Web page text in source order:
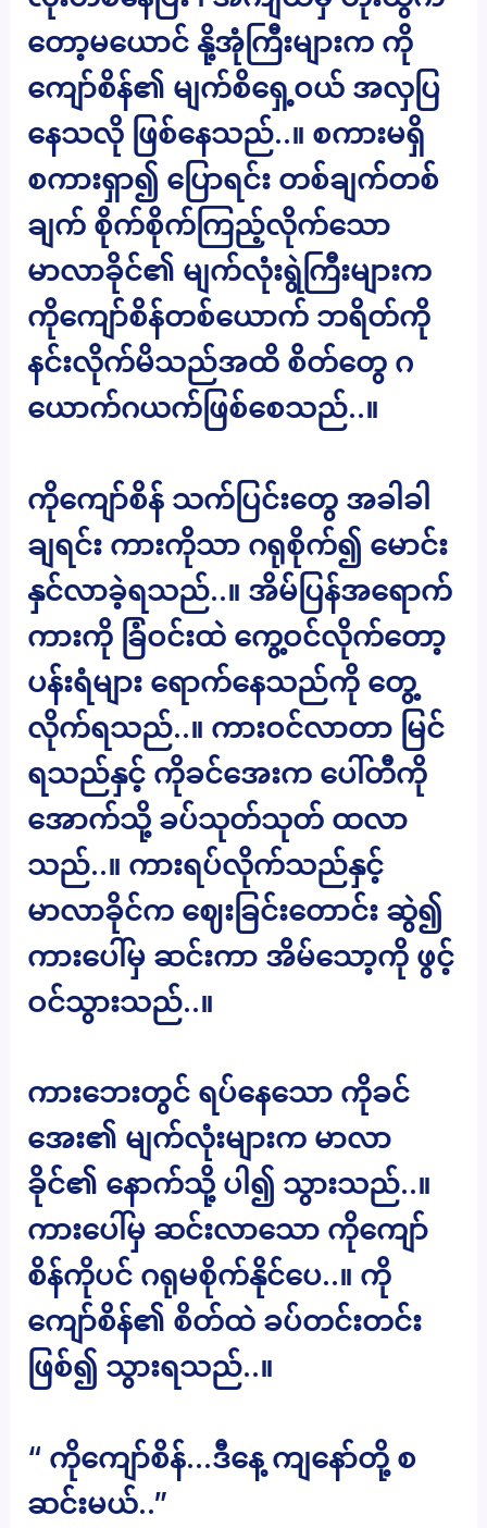
တော့မယောင် နို့အုံကြီးများက ကို
ကျော်စိန်၏ မျက်စိရှေ့ဝယ် အလှပြ
နေသလို ဖြစ်နေသည်..။ စကားမရှိ
စကားရှာ၍ ပြောရင်း တစ်ချက်တစ်
ချက် စိုက်စိုက်ကြည့်လိုက်သော
မာလာခိုင်၏ မျက်လုံးရွဲကြီးများက
ကိုကျော်စိန်တစ်ယောက် ဘရိတ်ကို
နင်းလိုက်မိသည်အထိ စိတ်တွေ ဂ
ယောက်ဂယက်ဖြစ်စေသည်..။
ကိုကျော်စိန် သက်ပြင်းတွေ အခါခါ
ချရင်း ကားကိုသာ ဂရုစိုက်၍ မောင်း
နှင်လာခဲ့ရသည်..။ အိမ်ပြန်အရောက်
ကားကို ခြံဝင်းထဲ ကွေ့ဝင်လိုက်တော့
ပန်းရံများ ရောက်နေသည်ကို တွေ့
လိုက်ရသည်..။ ကားဝင်လာတာ မြင်
ရသည်နှင့် ကိုခင်အေးက ပေါ်တီကို
အောက်သို့ ခပ်သုတ်သုတ် ထလာ
သည်..။ ကားရပ်လိုက်သည်နှင့်
မာလာခိုင်က ဈေးခြင်းတောင်း ဆွဲ၍
ကားပေါ်မှ ဆင်းကာ အိမ်သော့ကို ဖွင့်
ဝင်သွားသည်..။
ကားဘေးတွင် ရပ်နေသော ကိုခင်
အေး၏ မျက်လုံးများက မာလာ
ခိုင်၏ နောက်သို့ ပါ၍ သွားသည်..။
ကားပေါ်မှ ဆင်းလာသော ကိုကျော်
စိန်ကိုပင် ဂရုမစိုက်နိုင်ပေ..။ ကို
ကျော်စိန်၏ စိတ်ထဲ ခပ်တင်းတင်း
ဖြစ်၍ သွားရသည်..။
“ ကိုကျော်စိန်…ဒီနေ့ ကျနော်တို့ စ
ဆင်းမယ်..”